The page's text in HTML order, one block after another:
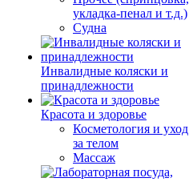
укладка-пенал и т.д.)
Судна
Инвалидные коляски и
принадлежности
Красота и здоровье
Косметология и уход
за телом
Массаж